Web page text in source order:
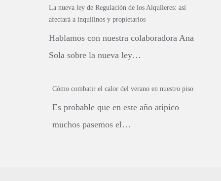
La nueva ley de Regulación de los Alquileres: así
afectará a inquilinos y propietarios
Hablamos con nuestra colaboradora Ana
Sola sobre la nueva ley…
Cómo combatir el calor del verano en nuestro piso
Es probable que en este año atípico
muchos pasemos el…